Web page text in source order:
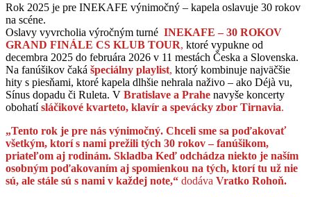
Rok 2025 je pre INEKAFE výnimočný – kapela oslavuje 30 rokov
na scéne.
Oslavy vyvrcholia výročným turné INEKAFE – 30 ROKOV
GRAND FINÁLE CS KLUB TOUR, ktoré vypukne od
decembra 2025 do februára 2026 v 11 mestách Česka a Slovenska.
Na fanúšikov čaká špeciálny playlist, ktorý kombinuje najväčšie
hity s piesňami, ktoré kapela dlhšie nehrala naživo – ako Déjà vu,
Sínus dopadu či Ruleta. V Bratislave a Prahe navyše koncerty
obohatísláčikové kvarteto, klavír a spevácky zbor Tirnavia.
„Tento rok je pre nás výnimočný. Chceli sme sa poďakovať
všetkým, ktorí s nami prežili tých 30 rokov – fanúšikom,
priateľom aj rodinám. Skladba Keď odchádza niekto je naším
osobným poďakovaním aj spomienkou na tých, ktorí tu už nie
sú, ale stále sú s nami v každej note,“ dodáva Vratko Rohoň.